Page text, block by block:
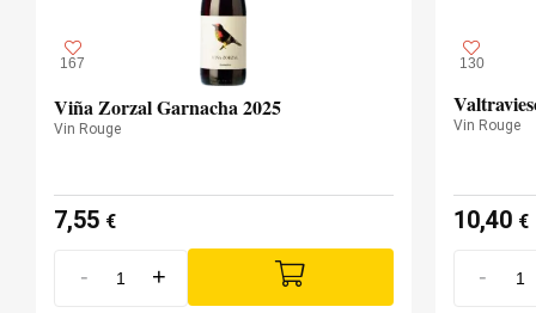
167
Viña Zorzal Garnacha 2025
Vin Rouge
7,55 €
- +
130
Vin Rouge
10,40 €
-